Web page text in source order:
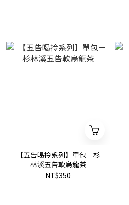
【五告喝拎系列】單包－杉
林溪五告軟烏龍茶
NT$350